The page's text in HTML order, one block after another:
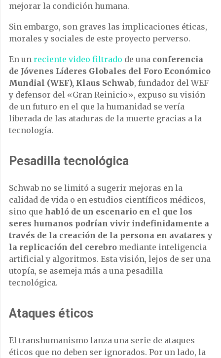
mejorar la condición humana.
Sin embargo, son graves las implicaciones éticas,
morales y sociales de este proyecto perverso.
En un reciente video filtrado de una conferencia
de Jóvenes Líderes Globales del Foro Económico
Mundial (WEF), Klaus Schwab, fundador del WEF
y defensor del «Gran Reinicio», expuso su visión
de un futuro en el que la humanidad se vería
liberada de las ataduras de la muerte gracias a la
tecnología.
Pesadilla tecnológica
Schwab no se limitó a sugerir mejoras en la
calidad de vida o en estudios científicos médicos,
sino que habló de un escenario en el que los
seres humanos podrían vivir indefinidamente a
través de la creación de la persona en avatares y
la replicación del cerebro mediante inteligencia
artificial y algoritmos. Esta visión, lejos de ser una
utopía, se asemeja más a una pesadilla
tecnológica.
Ataques éticos
El transhumanismo lanza una serie de ataques
éticos que no deben ser ignorados. Por un lado, la